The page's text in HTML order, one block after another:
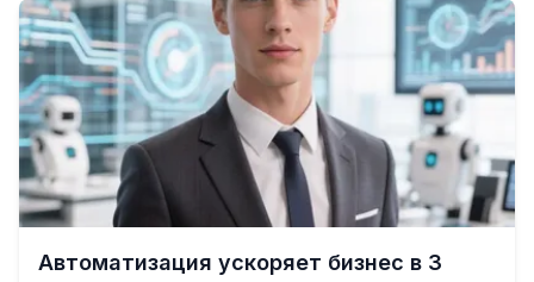
Автоматизация ускоряет бизнес в 3